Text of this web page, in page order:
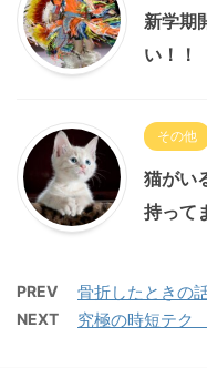
新学期
い！！
その他
猫がい
持って
PREV 骨折したときの
NEXT 究極の時短テク